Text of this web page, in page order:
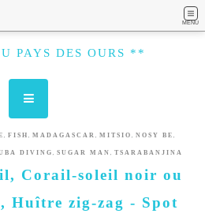
MENU
PAYS DES OURS **
, FISH , MADAGASCAR , MITSIO , NOSY BE ,
DIVING , SUGAR MAN , TSARABANJINA
Corail-soleil noir ou
Huître zig-zag - Spot